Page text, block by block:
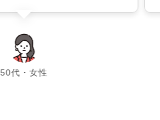
50代・女性
chevron_left chevron_right